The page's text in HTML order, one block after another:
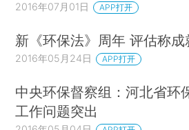
2016年07月01日 APP打开
新《环保法》周年 评估称
2016年05月24日 APP打开
中央环保督察组：河北省环
工作问题突出